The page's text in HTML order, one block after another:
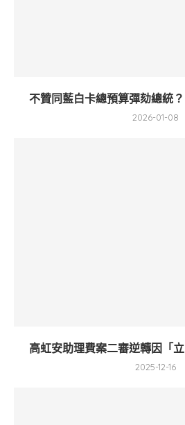
不贊同藍白卡總預算彈劾總統
2026-01-08
高虹安助理費案二審逆轉因「
2025-12-16